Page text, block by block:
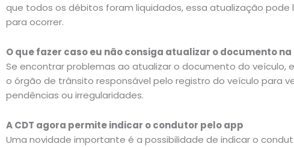
que todos os débitos foram liquidados, essa atualização pode
para ocorrer.
O que fazer caso eu não consiga atualizar o documento na
Se encontrar problemas ao atualizar o documento do veículo,
o órgão de trânsito responsável pelo registro do veículo para
pendências ou irregularidades.
A CDT agora permite indicar o condutor pelo app
Uma novidade importante é a possibilidade de indicar o